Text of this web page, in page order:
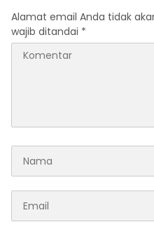
Alamat email Anda tidak
wajib ditandai *